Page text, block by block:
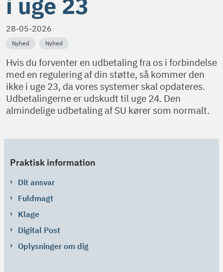
28-05-2026
Nyhed Nyhed
Hvis du forventer en udbetaling fra os i forbindelse
med en regulering af din støtte, så kommer den
ikke i uge 23, da vores systemer skal opdateres.
Udbetalingerne er udskudt til uge 24. Den
almindelige udbetaling af SU kører som normalt.
Praktisk information
Dit ansvar
Fuldmagt
Klage
Digital Post
Oplysninger om dig